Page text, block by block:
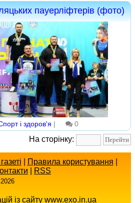
пауерліфтерів (фото)
і здоров'я | 0
На сторінку:
Правила користування
RSS
із сайту www.exo.in.ua